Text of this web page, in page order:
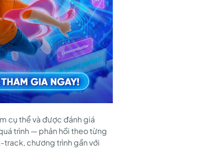
cụ thể và được đánh giá
trình — phản hồi theo từng
track, chương trình gần với